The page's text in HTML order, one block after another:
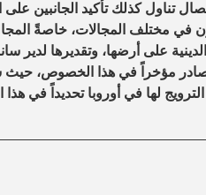
تناول كذلك تأكيد الجانبين على
مختلف المجالات، خاصةً المجال
على أرضها، وتقديرها لدير
مؤخراً في هذا الخصوص،
لها في أوروبا تحديداً في هذا